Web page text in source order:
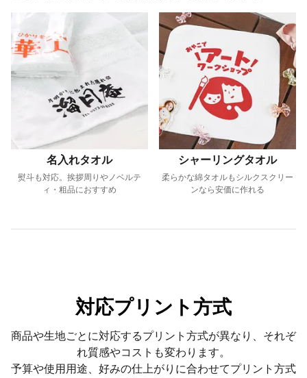
名入れタオル
熨斗も対応。挨拶周りやノベルテ
ィ・粗品におすすめ
シャーリングタオル
柔らかな綿タオルもシルクスクリー
ンなら安価に作れる
対応プリント方式
商品や生地ごとに対応するプリント方式が異なり、それぞ
れ質感やコストも変わります。
予算や使用用途、好みの仕上がりに合わせてプリント方式